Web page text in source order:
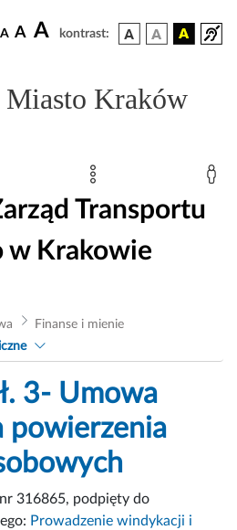
A A A kontrast:
Miasto Kraków
Transportu
w Krakowie
Finanse i mienie
3- Umowa
powierzenia
316865, podpięty do
Prowadzenie windykacji i